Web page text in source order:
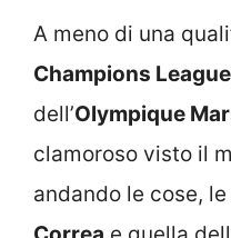
A meno di una
Champions League
dell’Olympique
clamoroso visto il
andando le cose,